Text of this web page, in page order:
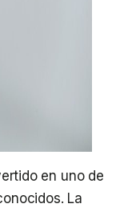
en uno de
La